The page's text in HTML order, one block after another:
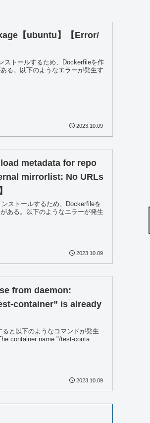
【ubuntu】【Error/
ストールするため、Dockerfileを作
る。以下のようなエラーが発生す
2023.10.09
metadata for repo
mirrorlist: No URLs
ストールするため、Dockerfileを
ある。以下のようなエラーが発生
2023.10.09
from daemon:
container” is already
と以下のようなコマンドが発生
container name "/test-conta...
2023.10.09